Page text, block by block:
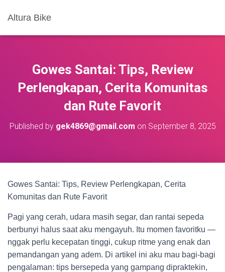
Altura Bike
Gowes Santai: Tips, Review
Perlengkapan, Cerita Komunitas
dan Rute Favorit
Published by gek4869@gmail.com on September 8, 2025
Gowes Santai: Tips, Review Perlengkapan, Cerita
Komunitas dan Rute Favorit
Pagi yang cerah, udara masih segar, dan rantai sepeda
berbunyi halus saat aku mengayuh. Itu momen favoritku —
nggak perlu kecepatan tinggi, cukup ritme yang enak dan
pemandangan yang adem. Di artikel ini aku mau bagi-bagi
pengalaman: tips bersepeda yang gampang dipraktekin,